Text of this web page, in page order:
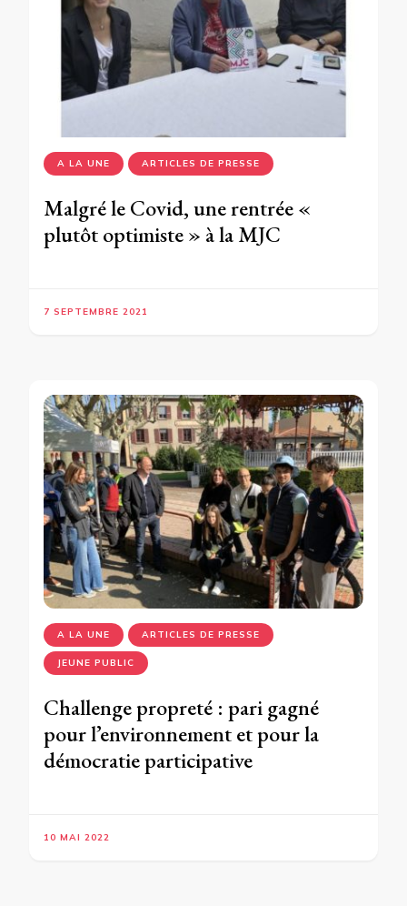
A LA UNE ARTICLES DE PRESSE
Malgré le Covid, une rentrée «
plutôt optimiste » à la MJC
7 SEPTEMBRE 2021
A LA UNE ARTICLES DE PRESSE
JEUNE PUBLIC
Challenge propreté : pari gagné
pour l’environnement et pour la
démocratie participative
10 MAI 2022